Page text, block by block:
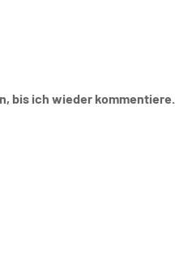
bis ich wieder kommentiere.